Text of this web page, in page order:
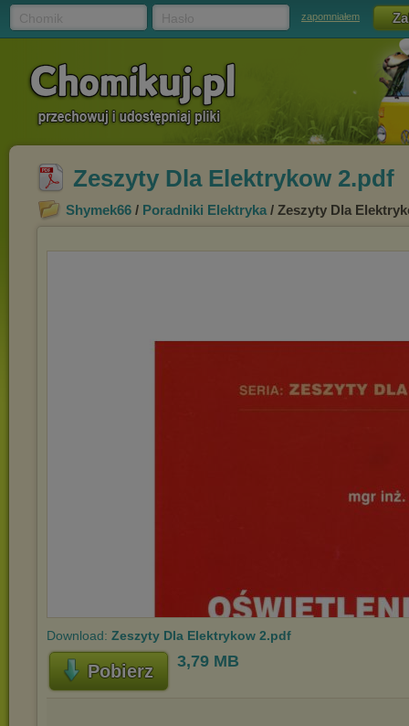
zapomniałem
Zeszyty Dla Elektrykow 2.pdf
Shymek66 / Poradniki Elektryka / Zeszyty Dla
Download: Zeszyty Dla Elektrykow 2.pdf
Pobierz 3,79 MB